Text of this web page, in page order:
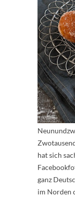
hat sich
ganz
im Norden